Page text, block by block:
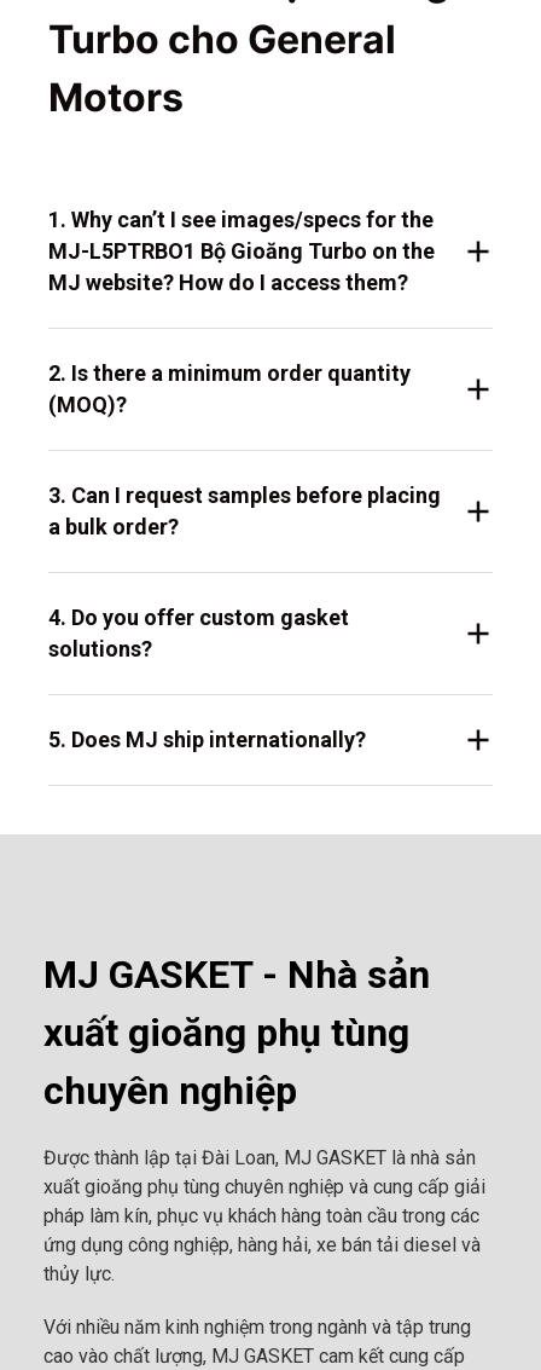
Turbo cho General
Motors
1. Why can’t I see images/specs for the
MJ-L5PTRBO1 Bộ Gioăng Turbo on the
MJ website? How do I access them?
2. Is there a minimum order quantity
(MOQ)?
3. Can I request samples before placing
a bulk order?
4. Do you offer custom gasket
solutions?
5. Does MJ ship internationally?
MJ GASKET - Nhà sản
xuất gioăng phụ tùng
chuyên nghiệp
Được thành lập tại Đài Loan, MJ GASKET là nhà sản
xuất gioăng phụ tùng chuyên nghiệp và cung cấp giải
pháp làm kín, phục vụ khách hàng toàn cầu trong các
ứng dụng công nghiệp, hàng hải, xe bán tải diesel và
thủy lực.
Với nhiều năm kinh nghiệm trong ngành và tập trung
cao vào chất lượng, MJ GASKET cam kết cung cấp